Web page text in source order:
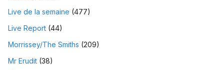
Live de la semaine (477)
Live Report (44)
Morrissey/The Smiths (209)
Mr Erudit (38)